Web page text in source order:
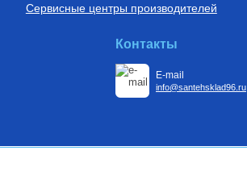
Сервисные центры производителей
Контакты
E-mail
info@santehsklad96.ru